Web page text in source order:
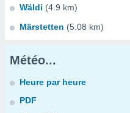
Wäldi (4.9 km)
Märstetten (5.08 km)
Météo...
Heure par heure
PDF